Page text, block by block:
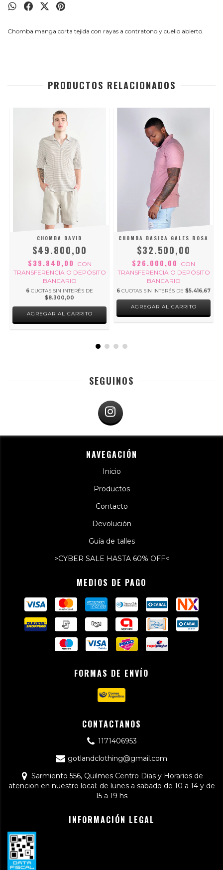
Chomba manga corta tejida con rayas a contratono y cuello abierto.
PRODUCTOS RELACIONADOS
CHOMBA DAVID
$49.800,00
$39.840,00
CON
TRANSFERENCIA O DEPÓSITO
BANCARIO
6 CUOTAS SIN INTERÉS DE
$8.300,00
AGREGAR AL CARRITO
CHOMBA BASICA GALES ROSA
$32.500,00
$26.000,00
CON
TRANSFERENCIA O DEPÓSITO
BANCARIO
6 CUOTAS SIN INTERÉS DE $5.416,67
AGREGAR AL CARRITO
SEGUINOS
NAVEGACIÓN
Inicio
Productos
Contacto
Devolución
Guía de talles
>CYBER SALE HASTA 60% OFF<
MEDIOS DE PAGO
FORMAS DE ENVÍO
CONTACTANOS
1171406953
gotlandclothing@gmail.com
Sarmiento 556, Quilmes Centro Dias y Horarios de
atencion en nuestro local: de lunes a sabado de 10 a 14 y de
15 a 19 hs
INFORMACIÓN LEGAL